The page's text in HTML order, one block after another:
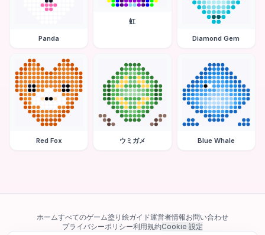
Panda
虹
Diamond Gem
Red Fox ウミガメ Blue Whale
ホームすべてのゲーム塗り絵ガイド運営者情報お問い合わせ
プライバシーポリシー利用規約Cookie 設定